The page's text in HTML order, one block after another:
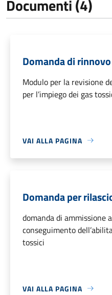
Documenti (4)
Domanda di
Modulo per la revisione
per l’impiego dei gas
VAI ALLA PAGINA
Domanda per
domanda di ammissione
conseguimento
tossici
VAI ALLA PAGINA